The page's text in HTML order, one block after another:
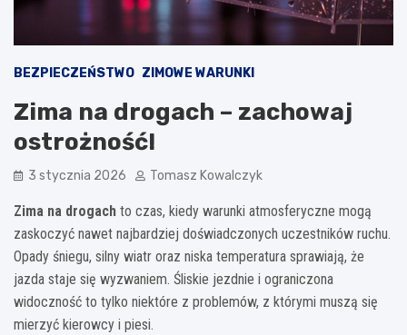
BEZPIECZEŃSTWO ZIMOWE WARUNKI
Zima na drogach – zachowaj
ostrożność!
3 stycznia 2026 Tomasz Kowalczyk
Zima na drogach to czas, kiedy warunki atmosferyczne mogą
zaskoczyć nawet najbardziej doświadczonych uczestników ruchu.
Opady śniegu, silny wiatr oraz niska temperatura sprawiają, że
jazda staje się wyzwaniem. Śliskie jezdnie i ograniczona
widoczność to tylko niektóre z problemów, z którymi muszą się
mierzyć kierowcy i piesi.